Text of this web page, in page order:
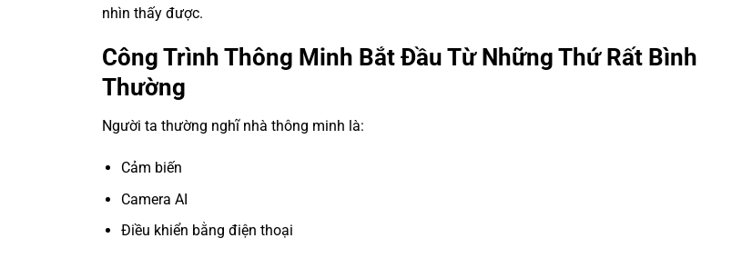
nhìn thấy được.
Công Trình Thông Minh Bắt Đầu Từ Những Thứ Rất Bình
Thường
Người ta thường nghĩ nhà thông minh là:
Cảm biến
Camera AI
Điều khiển bằng điện thoại